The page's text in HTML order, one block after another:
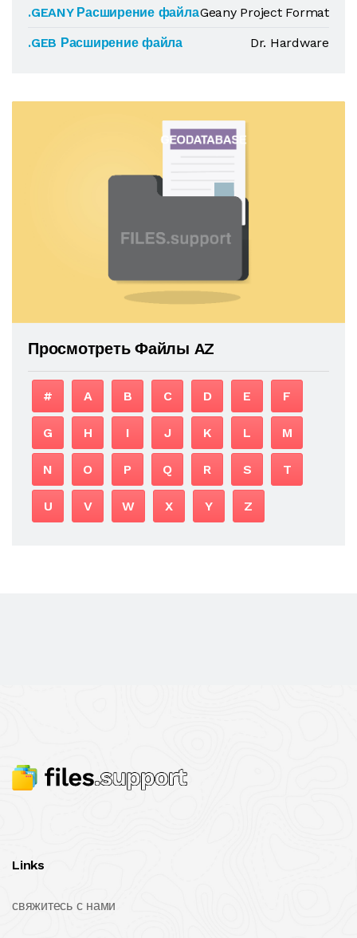
.GEANY Расширение файлаGeany Project Format
.GEB Расширение файла
Dr. Hardware
Просмотреть Файлы AZ
# A B C D E F
G H I J K L M
N O P Q R S T
U V W X Y Z
Links
свяжитесь с нами